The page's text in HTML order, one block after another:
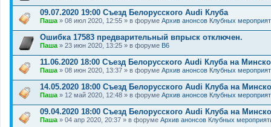
о
ж
е
н
и
09.07.2020 19:00 Съезд Белорусского Audi Клуба
Паша » 08 июл 2020, 12:55 » в форуме Архив анонсов Клубных
Ошибка 17583 предварительный впрыск отключен.
Паша » 23 июн 2020, 13:25 » в форуме B6
11.06.2020 18:00 Съезд Белорусского Audi Клуба на
Паша » 08 июн 2020, 13:37 » в форуме Архив анонсов Клубных
14.05.2020 18:00 Съезд Белорусского Audi Клуба на
Паша » 12 май 2020, 12:48 » в форуме Архив анонсов Клубных
09.04.2020 18:00 Съезд Белорусского Audi Клуба на
Паша » 04 апр 2020, 20:37 » в форуме Архив анонсов Клубных